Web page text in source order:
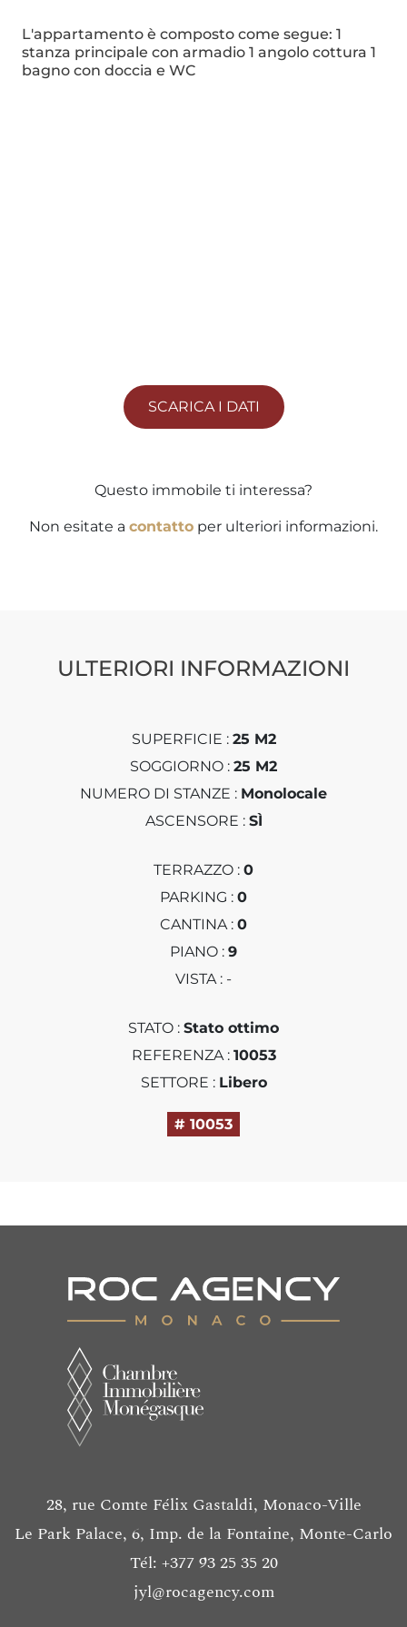
L'appartamento è composto come segue: 1
stanza principale con armadio 1 angolo cottura 1
bagno con doccia e WC
SCARICA I DATI
Questo immobile ti interessa?
Non esitate a contatto per ulteriori informazioni.
ULTERIORI INFORMAZIONI
SUPERFICIE : 25 M2
SOGGIORNO : 25 M2
NUMERO DI STANZE : Monolocale
ASCENSORE : SÌ
TERRAZZO : 0
PARKING : 0
CANTINA : 0
PIANO : 9
VISTA : -
STATO : Stato ottimo
REFERENZA : 10053
SETTORE : Libero
# 10053
28, rue Comte Félix Gastaldi, Monaco-Ville
Le Park Palace, 6, Imp. de la Fontaine, Monte-Carlo
Tél: +377 93 25 35 20
jyl@rocagency.com